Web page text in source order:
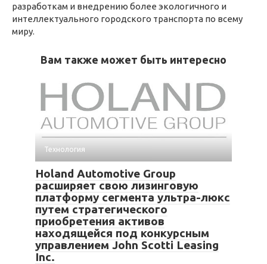
разработкам и внедрению более экологичного и
интеллектуального городского транспорта по всему
миру.
Вам также может быть интересно
Технология
Holand Automotive Group
расширяет свою лизинговую
платформу сегмента ультра-люкс
путем стратегического
приобретения активов
находящейся под конкурсным
управлением John Scotti Leasing
Inc.